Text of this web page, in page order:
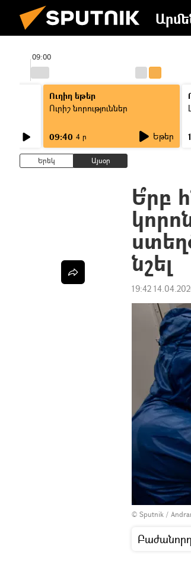
09:00
Ուղիղ եթեր
Ուրիշ նորություններ
09:40 4 ր Եթեր
Երեկ Այսօր
Ե՞րբ
նշել
19:42
© Sputnik /